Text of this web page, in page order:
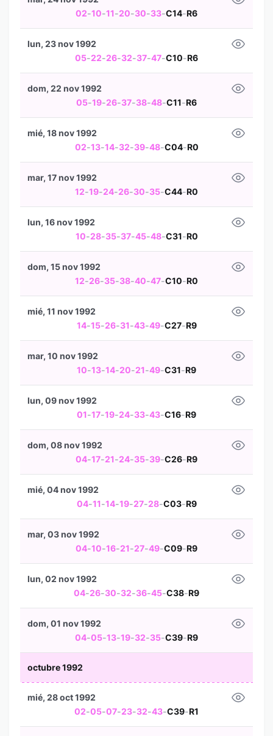
02-10-11-20-30-33-C14-R6
05-22-26-32-37-47-C10-R6
lun, 23 nov 1992
05-19-26-37-38-48-C11-R6
dom, 22 nov 1992
02-13-14-32-39-48-C04-R0
mié, 18 nov 1992
12-19-24-26-30-35-C44-R0
mar, 17 nov 1992
10-28-35-37-45-48-C31-R0
lun, 16 nov 1992
12-26-35-38-40-47-C10-R0
dom, 15 nov 1992
14-15-26-31-43-49-C27-R9
mié, 11 nov 1992
10-13-14-20-21-49-C31-R9
mar, 10 nov 1992
01-17-19-24-33-43-C16-R9
lun, 09 nov 1992
04-17-21-24-35-39-C26-R9
dom, 08 nov 1992
04-11-14-19-27-28-C03-R9
mié, 04 nov 1992
04-10-16-21-27-49-C09-R9
mar, 03 nov 1992
04-26-30-32-36-45-C38-R9
lun, 02 nov 1992
04-05-13-19-32-35-C39-R9
dom, 01 nov 1992
octubre 1992
02-05-07-23-32-43-C39-R1
mié, 28 oct 1992